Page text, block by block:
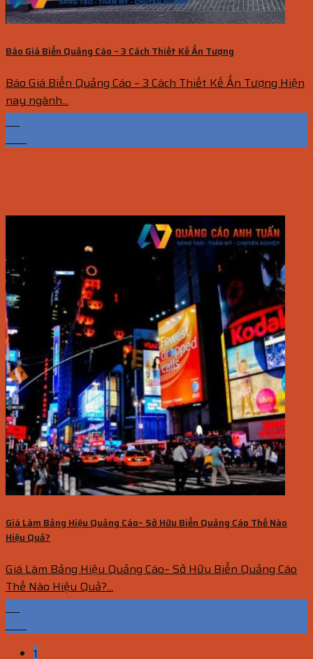
Báo Giá Biển Quảng Cáo – 3 Cách Thiết Kế Ấn Tượng
Báo Giá Biển Quảng Cáo – 3 Cách Thiết Kế Ấn Tượng Hiện
nay ngành...
Giá Làm Bảng Hiệu Quảng Cáo– Sở Hữu Biển Quảng Cáo Thế Nào
Hiệu Quả?
Giá Làm Bảng Hiệu Quảng Cáo– Sở Hữu Biển Quảng Cáo
Thế Nào Hiệu Quả?...
1